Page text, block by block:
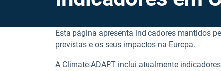
Esta página apresenta indicadores mantidos
previstas e os seus impactos na Europa.
A Climate-ADAPT inclui atualmente